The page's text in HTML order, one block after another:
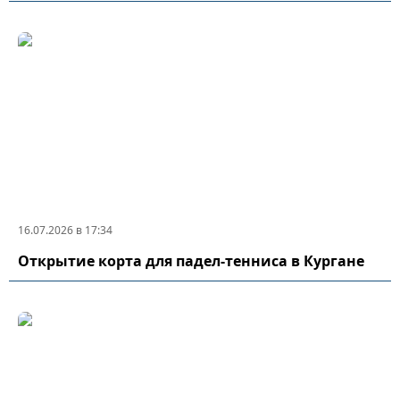
16.07.2026 в 17:34
Открытие корта для падел-тенниса в Кургане